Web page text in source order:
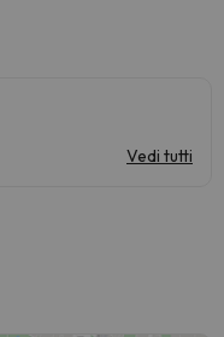
Vedi tutti